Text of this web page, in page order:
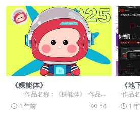
《粿能体》
·作品名称：《粿能体》 ·作品
赛道：学生组：命题赛道-”元宇宙
+... 1 年前 54
《
计》
·作品
流设
主题赛
1